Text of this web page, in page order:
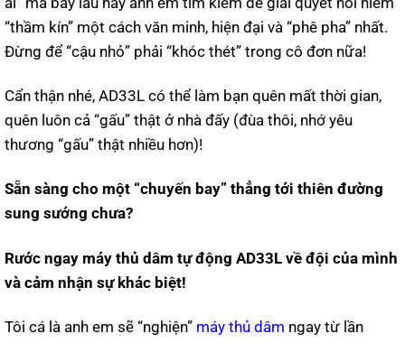
“thầm kín” một cách văn minh, hiện đại và “phê pha” nhất.
Đừng để “cậu nhỏ” phải “khóc thét” trong cô đơn nữa!
Cẩn thận nhé, AD33L có thể làm bạn quên mất thời gian,
quên luôn cả “gấu” thật ở nhà đấy (đùa thôi, nhớ yêu
thương “gấu” thật nhiều hơn)!
Sẵn sàng cho một “chuyến bay” thẳng tới thiên đường
sung sướng chưa?
Rước ngay máy thủ dâm tự động AD33L về đội của mình
và cảm nhận sự khác biệt!
Tôi cá là anh em sẽ “nghiện” máy thủ dâm ngay từ lần